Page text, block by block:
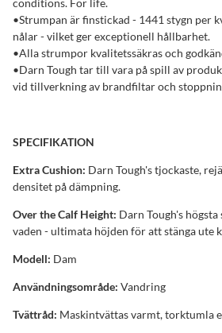
•Strumpan är finstickad - 1441 stygn per
nålar - vilket ger exceptionell hållbarhet.
•Alla strumpor kvalitetssäkras och
•Darn Tough tar till vara på spill av
vid tillverkning av brandfiltar och
SPECIFIKATION
Extra Cushion: Darn Tough's tjockaste,
densitet på dämpning.
Over the Calf Height: Darn Tough's
vaden - ultimata höjden för att stänga ute
Modell: Dam
Användningsområde: Vandring
Tvättråd: Maskintvättas varmt, torktumla